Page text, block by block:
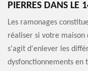
PIERRES DANS LE
Les ramonages
réaliser si votre maison
s'agit d'enlever les
dysfonctionnements en